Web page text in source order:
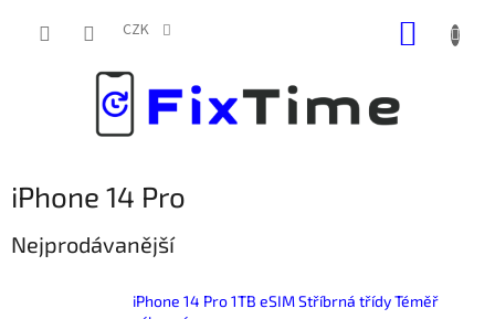
CZK
iPhone 14 Pro
Nejprodávanější
iPhone 14 Pro 1TB eSIM Stříbrná třídy Téměř